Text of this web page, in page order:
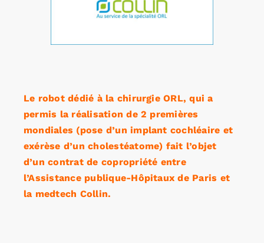
Le robot dédié à la chirurgie ORL, qui a
permis la réalisation de 2 premières
mondiales (pose d’un implant cochléaire et
exérèse d’un cholestéatome) fait l’objet
d’un contrat de copropriété entre
l’Assistance publique-Hôpitaux de Paris et
la medtech Collin.